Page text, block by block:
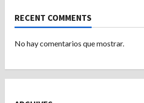
RECENT COMMENTS
No hay comentarios que mostrar.